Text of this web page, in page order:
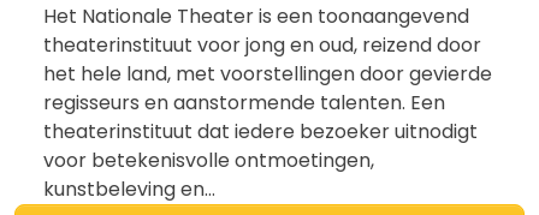
Het Nationale Theater is een toonaangevend
theaterinstituut voor jong en oud, reizend door
het hele land, met voorstellingen door gevierde
regisseurs en aanstormende talenten. Een
theaterinstituut dat iedere bezoeker uitnodigt
voor betekenisvolle ontmoetingen,
kunstbeleving en…